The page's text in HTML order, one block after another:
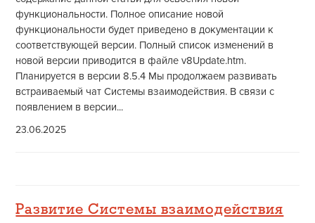
функциональности. Полное описание новой
функциональности будет приведено в документации к
соответствующей версии. Полный список изменений в
новой версии приводится в файле v8Update.htm.
Планируется в версии 8.5.4 Мы продолжаем развивать
встраиваемый чат Системы взаимодействия. В связи с
появлением в версии...
23.06.2025
Развитие Системы взаимодействия